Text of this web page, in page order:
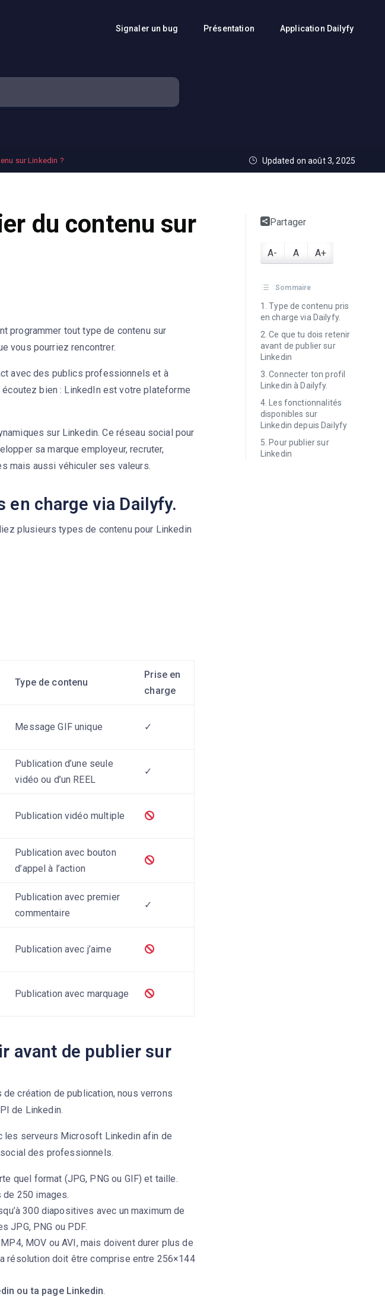
Signaler un bug Présentation Application Dailyfy
sur Linkedin ? Updated on août 3, 2025
du contenu sur
programmer tout type de contenu sur
vous pourriez rencontrer.
avec des publics professionnels et à
bien : LinkedIn est votre plateforme
sur Linkedin. Ce réseau social pour
sa marque employeur, recruter,
mais aussi véhiculer ses valeurs.
en charge via Dailyfy.
plusieurs types de contenu pour Linkedin
Type de contenu
Prise en
charge
Message GIF unique ✓
Publication d’une seule
vidéo ou d’un REEL
✓
Publication vidéo multiple
Publication avec bouton
d’appel à l’action
Publication avec premier
commentaire
✓
Publication avec j’aime
Publication avec marquage
avant de publier sur
création de publication, nous verrons
de Linkedin.
les serveurs Microsoft Linkedin afin de
des professionnels.
quel format (JPG, PNG ou GIF) et taille.
de 250 images.
300 diapositives avec un maximum de
JPG, PNG ou PDF.
MOV ou AVI, mais doivent durer plus de
résolution doit être comprise entre 256×144
ou ta page Linkedin.
Partager
A- A A+
Sommaire
Type de contenu pris
en charge via Dailyfy.
Ce que tu dois retenir
avant de publier sur
Linkedin
Connecter ton profil
Linkedin à Dailyfy.
Les fonctionnalités
disponibles sur
Linkedin depuis Dailyfy
Pour publier sur
Linkedin